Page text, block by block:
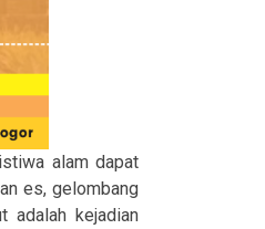
alam dapat
es, gelombang
adalah kejadian